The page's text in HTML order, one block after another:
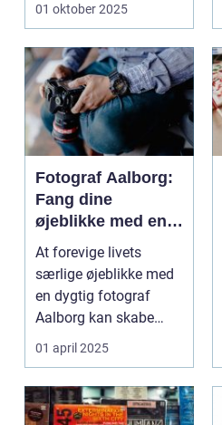
01 oktober 2025
Fotograf Aalborg:
Fang dine
øjeblikke med en
professionel
fotograf
At forevige livets
særlige øjeblikke med
en dygtig fotograf
Aalborg kan skabe
minder, d...
01 april 2025